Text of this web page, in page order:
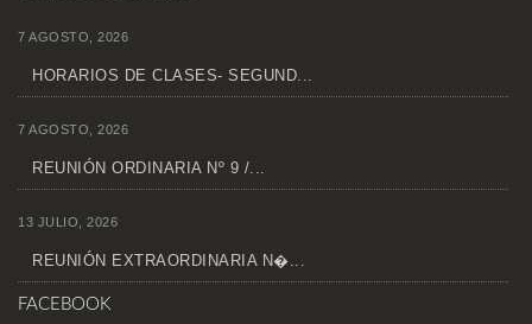
7 AGOSTO, 2026
HORARIOS DE CLASES- SEGUND...
7 AGOSTO, 2026
REUNIÓN ORDINARIA Nº 9 /...
13 JULIO, 2026
REUNIÓN EXTRAORDINARIA N�...
FACEBOOK